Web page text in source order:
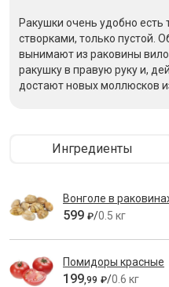
Ракушки очень удобно
створками, только пустой.
вынимают из раковины
ракушку в правую руку и,
достают новых моллюсков
Ингредиенты
Вонголе в
599 ₽/0.5 кг
Помидоры красные
199,99 ₽/0.6 кг